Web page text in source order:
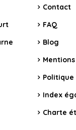
Contact
FAQ
Blog
Index
Charte